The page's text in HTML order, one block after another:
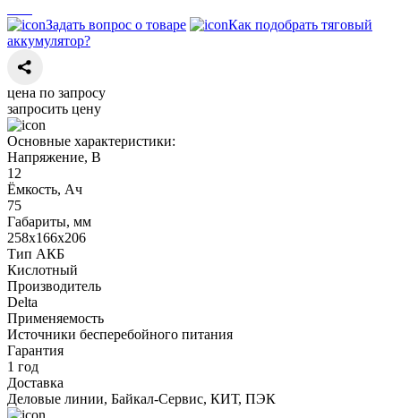
Задать вопрос о товаре
Как подобрать тяговый
аккумулятор?
цена по запросу
запросить цену
Основные характеристики:
Напряжение, В
12
Ёмкость, Ач
75
Габариты, мм
258х166х206
Тип АКБ
Кислотный
Производитель
Delta
Применяемость
Источники бесперебойного питания
Гарантия
1 год
Доставка
Деловые линии, Байкал-Сервис, КИТ, ПЭК